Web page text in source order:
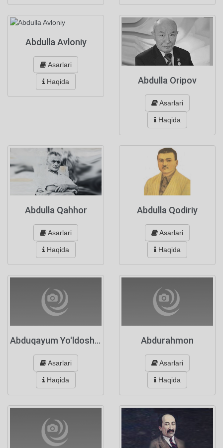
Abdulla Avloniy
Asarlari
Haqida Abdulla Oripov
Asarlari
Haqida
Abdulla Qahhor
Asarlari
Haqida
Abdulla Qodiriy
Asarlari
Haqida
Abduqayum Yo'ldoshev
Asarlari
Haqida
Abdurahmon
Asarlari
Haqida